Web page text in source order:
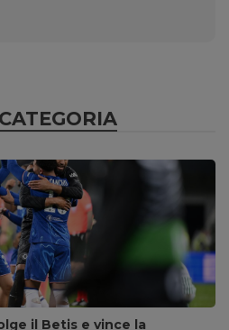
il Betis e vince la